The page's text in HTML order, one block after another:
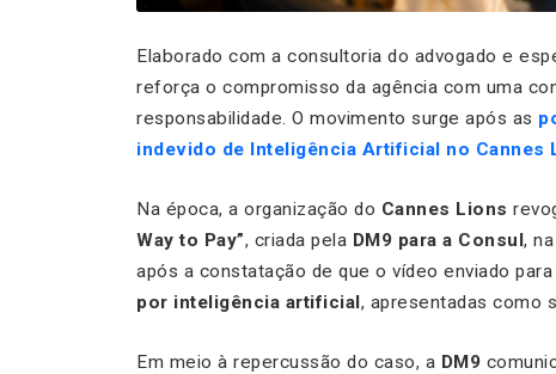
Elaborado com a consultoria do advogado e
reforça o compromisso da agência com uma
responsabilidade. O movimento surge após as
indevido de Inteligência Artificial no Cannes
Na época, a organização do Cannes Lions
Way to Pay”, criada pela DM9 para a Consul,
após a constatação de que o vídeo enviado
por inteligência artificial, apresentadas como
Em meio à repercussão do caso, a DM9